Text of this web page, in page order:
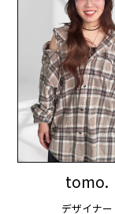
tomo.
デザイナー